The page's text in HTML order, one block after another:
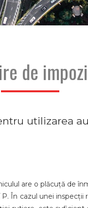
de
utilizarea
are o plăcuță de
În cazul unei